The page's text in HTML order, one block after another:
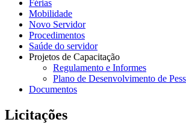
Férias
Mobilidade
Novo Servidor
Procedimentos
Saúde do servidor
Projetos de Capacitação
Regulamento e Informes
Plano de Desenvolvimento de
Documentos
Licitações